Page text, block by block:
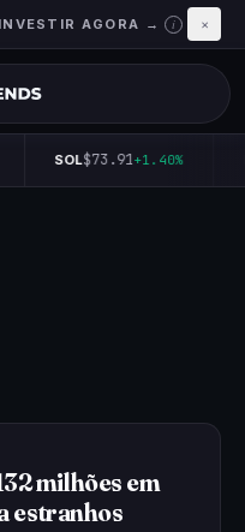
INVESTIR AGORA → i ×
SOL$73.91+1.40%
milhões em
estranhos